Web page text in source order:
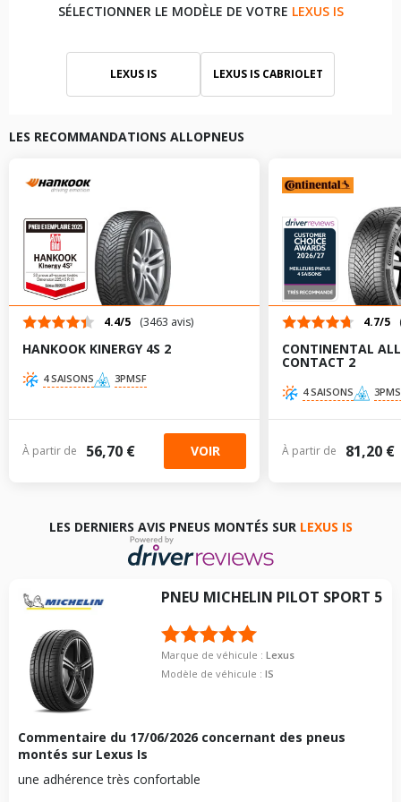
SÉLECTIONNER LE MODÈLE DE VOTRE LEXUS IS
LEXUS IS LEXUS IS CABRIOLET
LES RECOMMANDATIONS ALLOPNEUS
4.4/5 (3463 avis)
HANKOOK KINERGY 4S 2
4 SAISONS 3PMSF
À partir de 56,70 € VOIR
4.7/5
CONTINENTAL
CONTACT 2
4 SAISONS
À partir de 81,20 €
LES DERNIERS AVIS PNEUS MONTÉS SUR LEXUS IS
PNEU MICHELIN PILOT SPORT 5
Marque de véhicule : Lexus
Modèle de véhicule : IS
Commentaire du 17/06/2026 concernant des pneus
montés sur Lexus Is
une adhérence très confortable